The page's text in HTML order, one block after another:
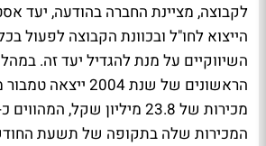
לקבוצה, מציינת החברה בהודעה, יעד
הייצוא לחו"ל ובכוונת הקבוצה לפעול
השיווקיים על מנת להגדיל יעד זה.
הראשונים של שנת 2004
המכירות שלה בתקופה של תשעת